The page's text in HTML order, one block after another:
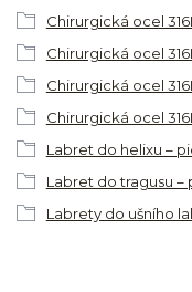
Chirurgická ocel
Chirurgická ocel
Chirurgická ocel
Chirurgická ocel
Labret do helixu –
Labret do tragusu
Labrety do ušního